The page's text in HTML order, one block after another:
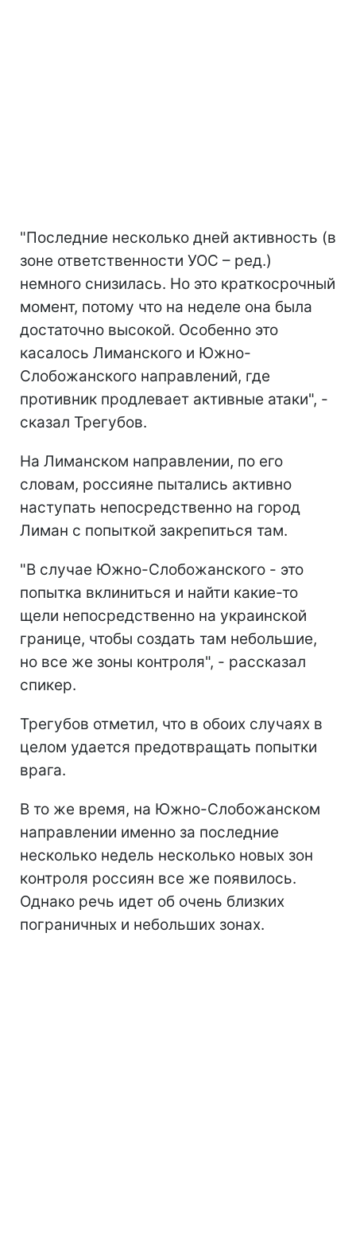
"Последние несколько дней активность (в
зоне ответственности УОС – ред.)
немного снизилась. Но это краткосрочный
момент, потому что на неделе она была
достаточно высокой. Особенно это
касалось Лиманского и Южно-
Слобожанского направлений, где
противник продлевает активные атаки", -
сказал Трегубов.
На Лиманском направлении, по его
словам, россияне пытались активно
наступать непосредственно на город
Лиман с попыткой закрепиться там.
"В случае Южно-Слобожанского - это
попытка вклиниться и найти какие-то
щели непосредственно на украинской
границе, чтобы создать там небольшие,
но все же зоны контроля", - рассказал
спикер.
Трегубов отметил, что в обоих случаях в
целом удается предотвращать попытки
врага.
В то же время, на Южно-Слобожанском
направлении именно за последние
несколько недель несколько новых зон
контроля россиян все же появилось.
Однако речь идет об очень близких
пограничных и небольших зонах.